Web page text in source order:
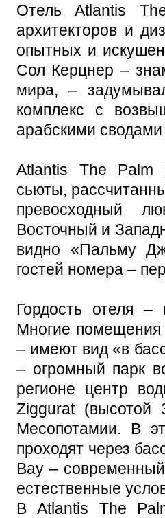
Отель Atlantis
архитекторов и
опытных и
Сол Керцнер –
мира, –
комплекс с
арабскими
Atlantis The Palm
сьюты,
превосходный
Восточный и
видно «Пальму
гостей номера –
Гордость отеля –
Многие помещения
– имеют вид «в
– огромный парк
регионе центр
Ziggurat (высотой
Месопотамии. В
проходят через
Bay –
естественные
В Atlantis The